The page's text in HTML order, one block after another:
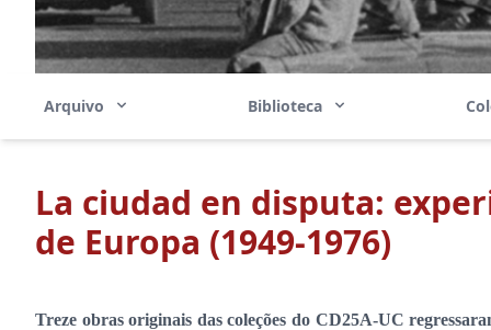
Arquivo Biblioteca
La ciudad en disputa:
de Europa (1949-1976)
Treze obras originais das coleções do CD25A-UC